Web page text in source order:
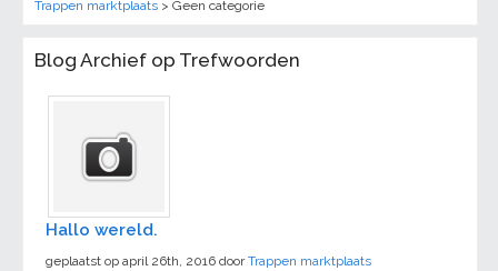
Trappen marktplaats >Geen categorie
Blog Archief op Trefwoorden
Hallo wereld.
geplaatst op april 26th, 2016 doorTrappen marktplaats